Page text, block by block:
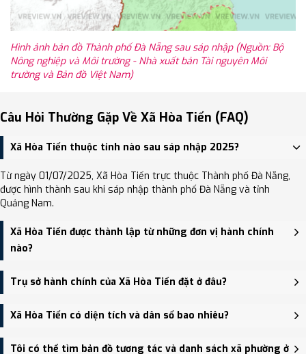
Hình ảnh bản đồ Thành phố Đà Nẵng sau sáp nhập (Nguồn: Bộ
Nông nghiệp và Môi trường - Nhà xuất bản Tài nguyên Môi
trường và Bản đồ Việt Nam)
Câu Hỏi Thường Gặp Về Xã Hòa Tiến (FAQ)
Xã Hòa Tiến thuộc tỉnh nào sau sáp nhập 2025?
Từ ngày 01/07/2025, Xã Hòa Tiến trực thuộc Thành phố Đà Nẵng,
được hình thành sau khi sáp nhập thành phố Đà Nẵng và tỉnh
Quảng Nam.
Xã Hòa Tiến được thành lập từ những đơn vị hành chính
nào?
Xã Hòa Tiến được thành lập trên cơ sở sáp nhập Xã Hòa Khương,
Xã Hòa Tiến.
Trụ sở hành chính của Xã Hòa Tiến đặt ở đâu?
Trụ sở hành chính mới của Xã Hòa Tiến đặt tại Thôn Phú Sơn Tây
(Quốc lộ 14B), xã Hòa Tiến - trung tâm khu vực thuận tiện giao
thông.
Xã Hòa Tiến có diện tích và dân số bao nhiêu?
Xã Hòa Tiến có Diện tích: 65.90 km², Dân số: 38,823 người, Mật độ
Tôi có thể tìm bản đồ tương tác và danh sách xã phường ở